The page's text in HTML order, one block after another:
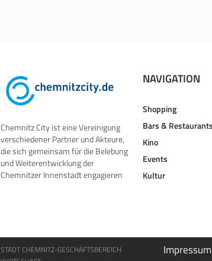
Chemnitz City ist eine Vereinigung
verschiedener Partner und Akteure,
die sich gemeinsam für die Belebung
und Weiterentwicklung der
Chemnitzer Innenstadt engagieren
NAVIGATION
Shopping
Bars & Restaurants
Kino
Events
Kultur
STADT CHEMNITZ-GESCHÄFTSBEREICH